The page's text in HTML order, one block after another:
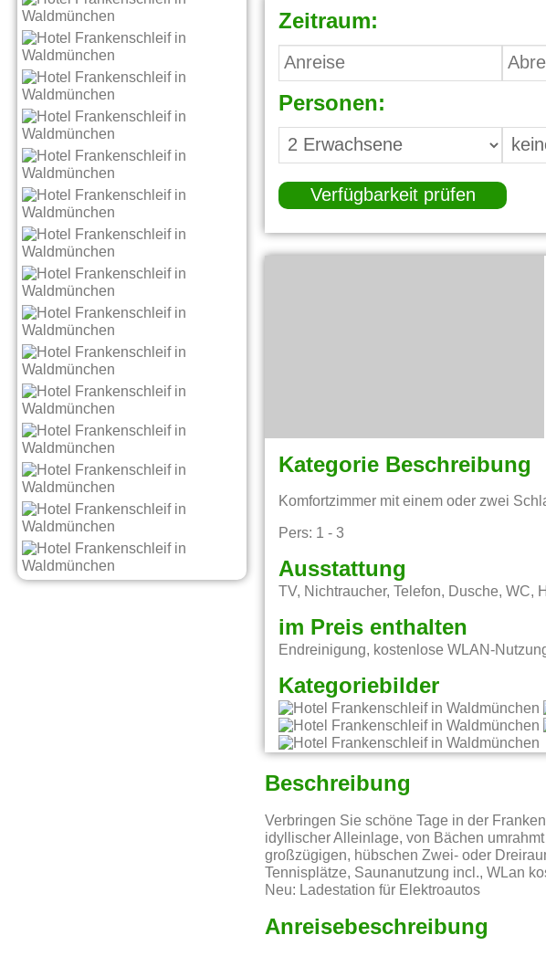
Zeitraum:
Personen:
Verfügbarkeit prüfen
Kategorie Beschreibung
Komfortzimmer mit einem oder zwei
Pers: 1 - 3
Ausstattung
TV, Nichtraucher, Telefon, Dusche, WC,
im Preis enthalten
Endreinigung, kostenlose WLAN-
Kategoriebilder
Beschreibung
Verbringen Sie schöne Tage in der
idyllischer Alleinlage, von Bächen
großzügigen, hübschen Zwei- oder
Tennisplätze, Saunanutzung incl., WLan
Neu: Ladestation für Elektroautos
Anreisebeschreibung